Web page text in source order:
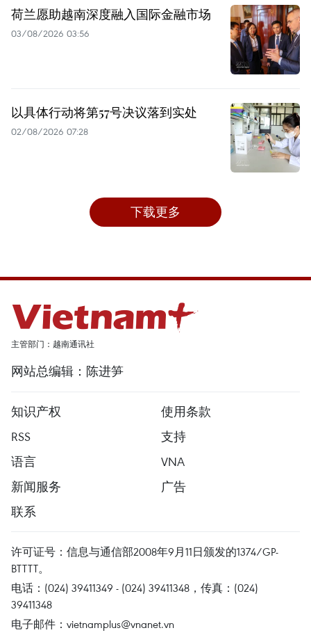
荷兰愿助越南深度融入国际金融市场
03/08/2026 03:56
以具体行动将第57号决议落到实处
02/08/2026 07:28
下载更多
主管部门：越南通讯社
网站总编辑：陈进笋
知识产权
使用条款
RSS
支持
语言
VNA
新闻服务
广告
联系
许可证号：信息与通信部2008年9月11日颁发的1374/GP-
BTTTT。
电话：(024) 39411349 - (024) 39411348，传真：(024)
39411348
电子邮件： vietnamplus@vnanet.vn